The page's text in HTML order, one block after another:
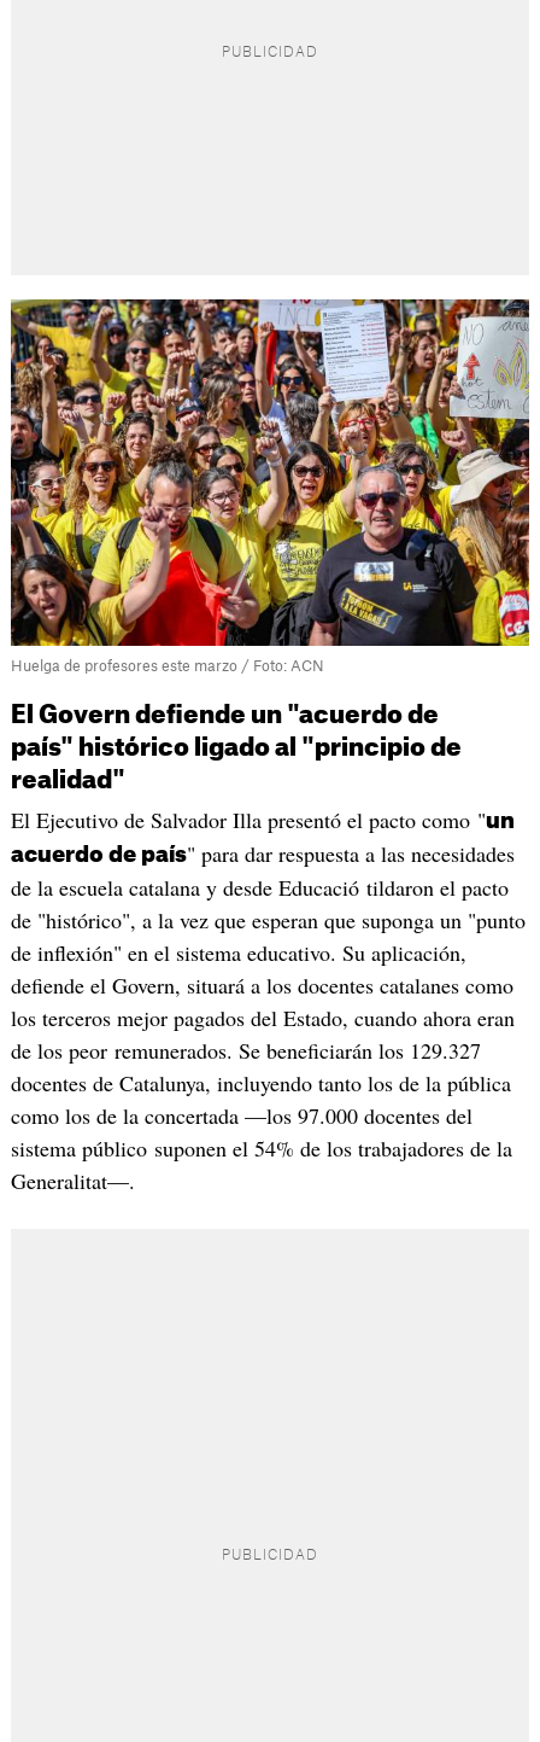
Huelga de profesores este marzo / Foto: ACN
El Govern defiende un "acuerdo de
país" histórico ligado al "principio de
realidad"
El Ejecutivo de Salvador Illa presentó el pacto como "un
acuerdo de país" para dar respuesta a las necesidades
de la escuela catalana y desde Educació tildaron el pacto
de "histórico", a la vez que esperan que suponga un "punto
de inflexión" en el sistema educativo. Su aplicación,
defiende el Govern, situará a los docentes catalanes como
los terceros mejor pagados del Estado, cuando ahora eran
de los peor remunerados. Se beneficiarán los 129.327
docentes de Catalunya, incluyendo tanto los de la pública
como los de la concertada —los 97.000 docentes del
sistema público suponen el 54% de los trabajadores de la
Generalitat—.